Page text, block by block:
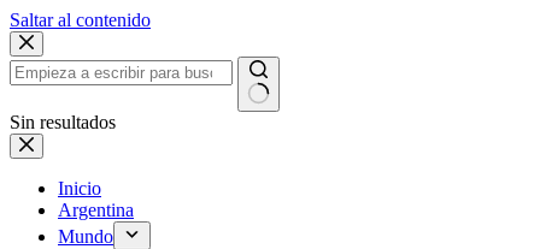
Saltar al contenido
Sin resultados
Inicio
Argentina
Mundo